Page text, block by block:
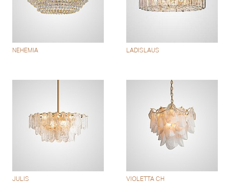
NEHEMIA LADISLAUS
JULIS VIOLETTA CH